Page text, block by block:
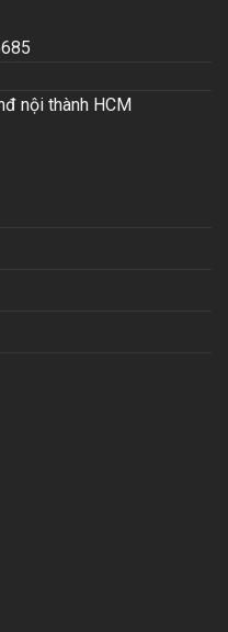
nội thành HCM